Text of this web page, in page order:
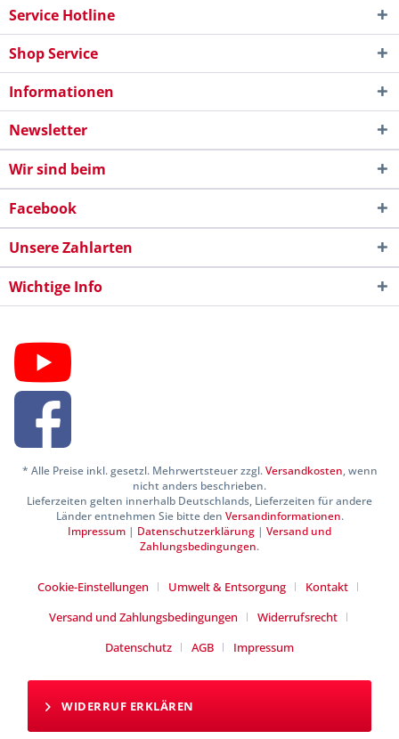
Service Hotline
Shop Service
Informationen
Newsletter
Wir sind beim
Facebook
Unsere Zahlarten
Wichtige Info
* Alle Preise inkl. gesetzl. Mehrwertsteuer zzgl.Versandkosten, wenn
nicht anders beschrieben.
Lieferzeiten gelten innerhalb Deutschlands, Lieferzeiten für andere
Länder entnehmen Sie bitte den Versandinformationen.
Impressum | Datenschutzerklärung | Versand und
Zahlungsbedingungen.
Cookie-Einstellungen Umwelt & Entsorgung
Kontakt
Versand und Zahlungsbedingungen
Widerrufsrecht
Datenschutz
AGB Impressum
WIDERRUF ERKLÄREN